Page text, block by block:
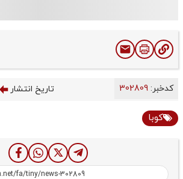
کدخبر: تاریخ انتشار
کوبا